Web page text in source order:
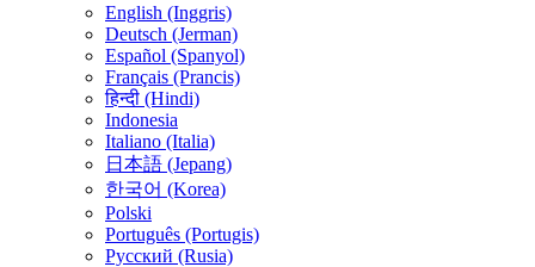
English (Inggris)
Deutsch (Jerman)
Español (Spanyol)
Français (Prancis)
हिन्दी (Hindi)
Indonesia
Italiano (Italia)
日本語 (Jepang)
한국어 (Korea)
Polski
Português (Portugis)
Русский (Rusia)